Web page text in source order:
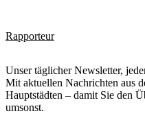
Rapporteur
Unser täglicher Newsletter,
Mit aktuellen Nachrichten aus
Hauptstädten – damit Sie den
umsonst.